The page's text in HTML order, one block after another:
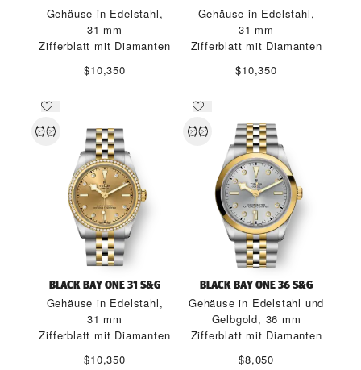
Gehäuse in Edelstahl,
31 mm
Zifferblatt mit Diamanten
$10,350
Gehäuse in Edelstahl,
31 mm
Zifferblatt mit Diamanten
$10,350
BLACK BAY ONE 31 S&G
Gehäuse in Edelstahl,
31 mm
Zifferblatt mit Diamanten
$10,350
BLACK BAY ONE 36 S&G
Gehäuse in Edelstahl und
Gelbgold, 36 mm
Zifferblatt mit Diamanten
$8,050